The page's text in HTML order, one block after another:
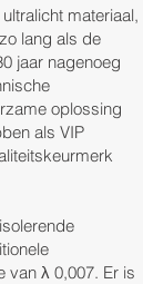
materiaal,
lang als de
jaar nagenoeg
oplossing
als VIP
van λ 0,007. Er is